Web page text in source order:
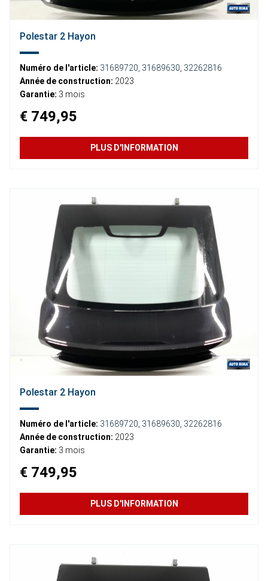
Polestar 2 Hayon
Numéro de l'article: 31689720 31689630 32262816
Année de construction: 2023
Garantie: 3 mois
€ 749,95
PLUS D'INFORMATION
Polestar 2 Hayon
Numéro de l'article: 31689720 31689630 32262816
Année de construction: 2023
Garantie: 3 mois
€ 749,95
PLUS D'INFORMATION